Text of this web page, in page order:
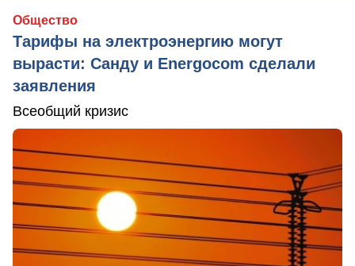
Общество
Тарифы на электроэнергию могут
вырасти: Санду и Energocom сделали
заявления
Всеобщий кризис